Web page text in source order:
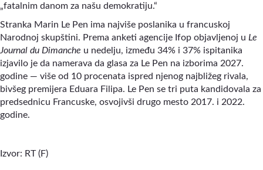
„fatalnim danom za našu demokratiju.“
Stranka Marin Le Pen ima najviše poslanika u francuskoj
Narodnoj skupštini. Prema anketi agencije Ifop objavljenoj u Le
Journal du Dimanche u nedelju, između 34% i 37% ispitanika
izjavilo je da namerava da glasa za Le Pen na izborima 2027.
godine — više od 10 procenata ispred njenog najbližeg rivala,
bivšeg premijera Eduara Filipa. Le Pen se tri puta kandidovala za
predsednicu Francuske, osvojivši drugo mesto 2017. i 2022.
godine.
Izvor: RT (F)